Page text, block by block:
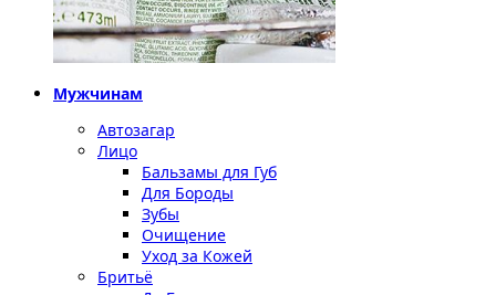
Мужчинам
Автозагар
Лицо
Бальзамы для Губ
Для Бороды
Зубы
Очищение
Уход за Кожей
Бритьё